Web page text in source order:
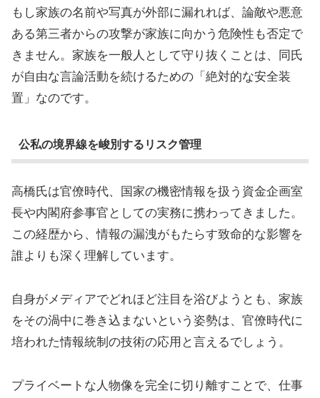
もし家族の名前や写真が外部に漏れれば、論敵や悪意
ある第三者からの攻撃が家族に向かう危険性も否定で
きません。家族を一般人として守り抜くことは、同氏
が自由な言論活動を続けるための「絶対的な安全装
置」なのです。
公私の境界線を峻別するリスク管理
高橋氏は官僚時代、国家の機密情報を扱う資金企画室
長や内閣府参事官としての実務に携わってきました。
この経歴から、情報の漏洩がもたらす致命的な影響を
誰よりも深く理解しています。
自身がメディアでどれほど注目を浴びようとも、家族
をその渦中に巻き込まないという姿勢は、官僚時代に
培われた情報統制の技術の応用と言えるでしょう。
プライベートな人物像を完全に切り離すことで、仕事